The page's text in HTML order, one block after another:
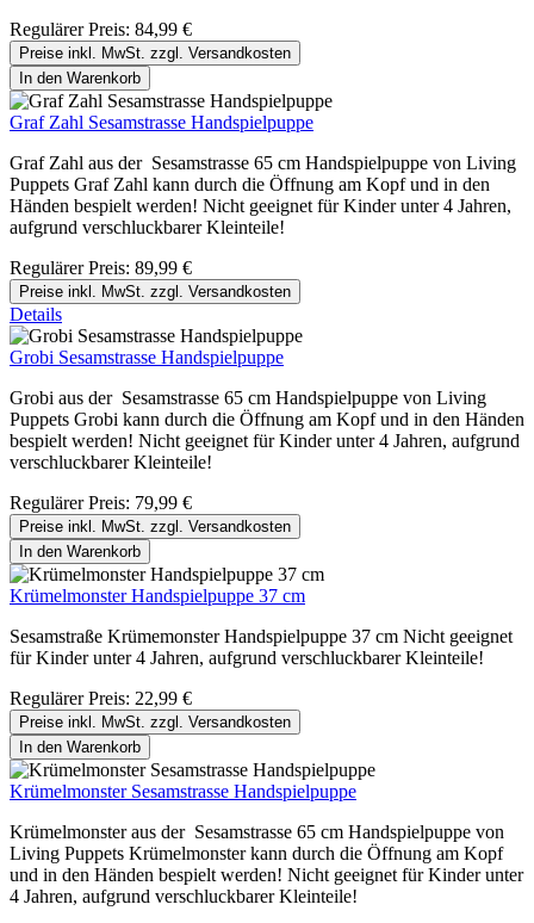
Regulärer Preis: 84,99 €
Preise inkl. MwSt. zzgl. Versandkosten
In den Warenkorb
Graf Zahl Sesamstrasse Handspielpuppe
Graf Zahl aus der Sesamstrasse 65 cm Handspielpuppe von Living
Puppets Graf Zahl kann durch die Öffnung am Kopf und in den
Händen bespielt werden! Nicht geeignet für Kinder unter 4 Jahren,
aufgrund verschluckbarer Kleinteile!
Regulärer Preis: 89,99 €
Preise inkl. MwSt. zzgl. Versandkosten
Details
Grobi Sesamstrasse Handspielpuppe
Grobi aus der Sesamstrasse 65 cm Handspielpuppe von Living
Puppets Grobi kann durch die Öffnung am Kopf und in den Händen
bespielt werden! Nicht geeignet für Kinder unter 4 Jahren, aufgrund
verschluckbarer Kleinteile!
Regulärer Preis: 79,99 €
Preise inkl. MwSt. zzgl. Versandkosten
In den Warenkorb
Krümelmonster Handspielpuppe 37 cm
Sesamstraße Krümemonster Handspielpuppe 37 cm Nicht geeignet
für Kinder unter 4 Jahren, aufgrund verschluckbarer Kleinteile!
Regulärer Preis: 22,99 €
Preise inkl. MwSt. zzgl. Versandkosten
In den Warenkorb
Krümelmonster Sesamstrasse Handspielpuppe
Krümelmonster aus der Sesamstrasse 65 cm Handspielpuppe von
Living Puppets Krümelmonster kann durch die Öffnung am Kopf
und in den Händen bespielt werden! Nicht geeignet für Kinder unter
4 Jahren, aufgrund verschluckbarer Kleinteile!